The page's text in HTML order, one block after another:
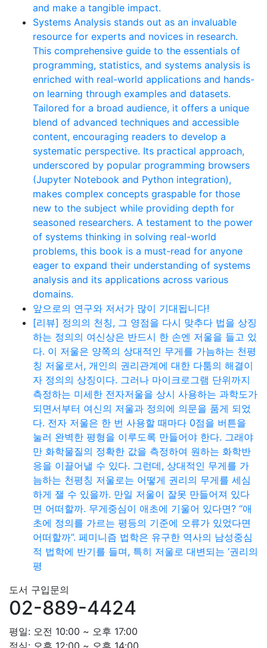
and make a tangible impact.
Systems Analysis stands out as an invaluable
resource for experts and novices in research.
This comprehensive guide to the essentials of
programming, statistics, and systems analysis is
enriched with real-world applications and hands-
on learning through examples and datasets.
Tailored for a broad audience, it offers a unique
blend of advanced techniques and accessible
content, encouraging readers to develop a
systematic perspective. Its practical approach,
underscored by popular programming browsers
(Jupyter Notebook and Python integration),
makes complex concepts graspable for those
new to the subject while providing depth for
seasoned researchers. A testament to the power
of systems thinking in solving real-world
problems, this book is a must-read for anyone
eager to expand their understanding of systems
analysis and its applications across various
domains.
앞으로의 연구와 저서가 많이 기대됩니다!
[리뷰] 정의의 천칭, 그 영점을 다시 맞추다 법을 상징
하는 정의의 여신상은 반드시 한 손엔 저울을 들고 있
다. 이 저울은 양쪽의 상대적인 무게를 가늠하는 천평
칭 저울로서, 개인의 권리관계에 대한 다툼의 해결이
자 정의의 상징이다. 그러나 마이크로그램 단위까지
측정하는 미세한 전자저울을 상시 사용하는 과학도가
되면서부터 여신의 저울과 정의에 의문을 품게 되었
다. 전자 저울은 한 번 사용할 때마다 0점을 버튼을
눌러 완벽한 평형을 이루도록 만들어야 한다. 그래야
만 화학물질의 정확한 값을 측정하여 원하는 화학반
응을 이끌어낼 수 있다. 그런데, 상대적인 무게를 가
늠하는 천평칭 저울로는 어떻게 권리의 무게를 세심
하게 잴 수 있을까. 만일 저울이 잘못 만들어져 있다
면 어떠할까. 무게중심이 애초에 기울어 있다면? “애
초에 정의를 가르는 평등의 기준에 오류가 있었다면
어떠할까”. 페미니즘 법학은 유구한 역사의 남성중심
적 법학에 반기를 들며, 특히 저울로 대변되는 ‘권리의
평
도서 구입문의
02-889-4424
평일: 오전 10:00 ~ 오후 17:00
점심: 오후 12:00 ~ 오후 14:00